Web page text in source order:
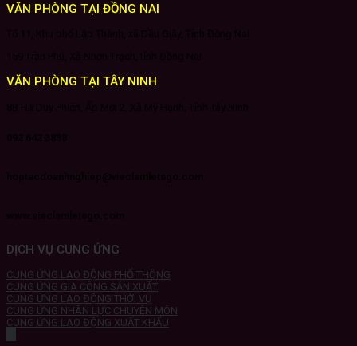
VĂN PHÒNG TẠI ĐỒNG NAI
VĂN PHÒNG TẠI TÂY NINH
DỊCH VỤ CUNG ỨNG
CUNG ỨNG LAO ĐỘNG PHỔ THÔNG
CUNG ỨNG GIA CÔNG SẢN XUẤT
CUNG ỨNG LAO ĐỘNG THỜI VỤ
CUNG ỨNG NHÂN LỰC CHUYÊN MÔN
CUNG ỨNG LAO ĐỘNG XUẤT KHẨU